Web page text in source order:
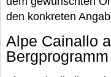
den konkreten
Alpe Cainallo
Bergprogramm